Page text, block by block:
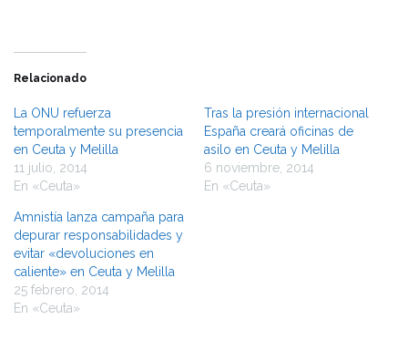
Relacionado
La ONU refuerza
temporalmente su presencia
en Ceuta y Melilla
11 julio, 2014
En «Ceuta»
Tras la presión internacional
España creará oficinas de
asilo en Ceuta y Melilla
6 noviembre, 2014
En «Ceuta»
Amnistía lanza campaña para
depurar responsabilidades y
evitar «devoluciones en
caliente» en Ceuta y Melilla
25 febrero, 2014
En «Ceuta»